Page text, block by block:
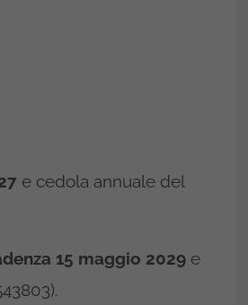
e cedola annuale del
15 maggio 2029 e